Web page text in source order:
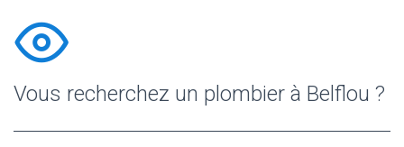
Vous recherchez un plombier à Belflou ?